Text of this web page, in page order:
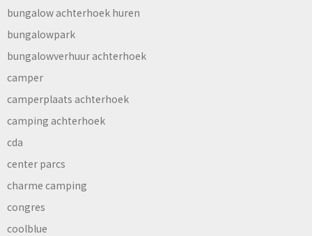
bungalow achterhoek huren
bungalowpark
bungalowverhuur achterhoek
camper
camperplaats achterhoek
camping achterhoek
cda
center parcs
charme camping
congres
coolblue